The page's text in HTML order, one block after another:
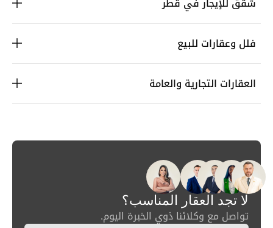
فلل وعقارات للبيع
العقارات التجارية والعامة
لا تجد العقار المناسب؟
تواصل مع وكلائنا ذوي الخبرة اليوم.